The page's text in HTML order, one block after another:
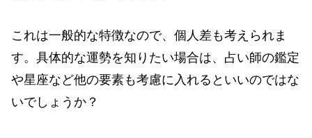
これは一般的な特徴なので、個人差も考えられま
す。具体的な運勢を知りたい場合は、占い師の鑑定
や星座など他の要素も考慮に入れるといいのではな
いでしょうか？